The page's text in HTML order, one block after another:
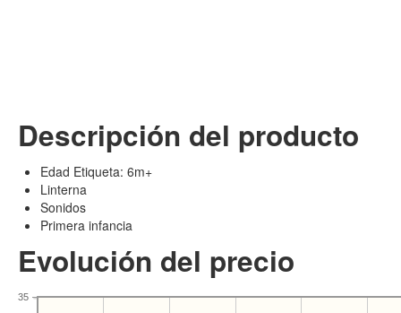
Descripción del producto
Edad Etiqueta: 6m+
Linterna
Sonidos
Primera infancia
Evolución del precio
35